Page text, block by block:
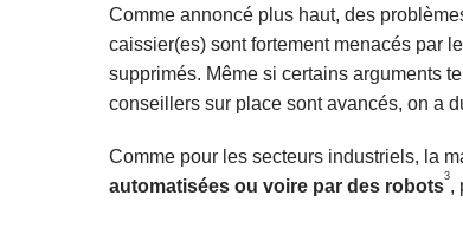
Comme annoncé plus haut, des
caissier(es) sont fortement menacés par
supprimés. Même si certains arguments
conseillers sur place sont avancés, on a
Comme pour les secteurs industriels, la
automatisées ou voire par des robots3,